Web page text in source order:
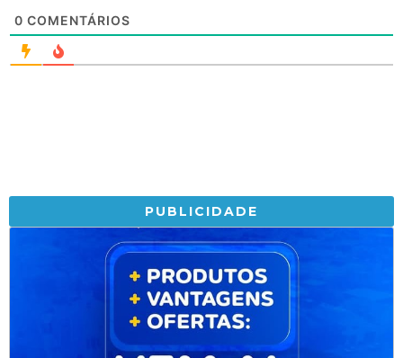
0 COMENTÁRIOS
PUBLICIDADE